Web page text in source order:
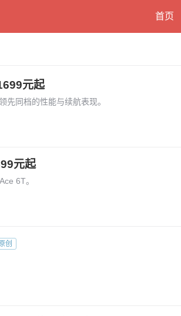
首页
元起
同档的性能与续航表现。
元起
6T。
创